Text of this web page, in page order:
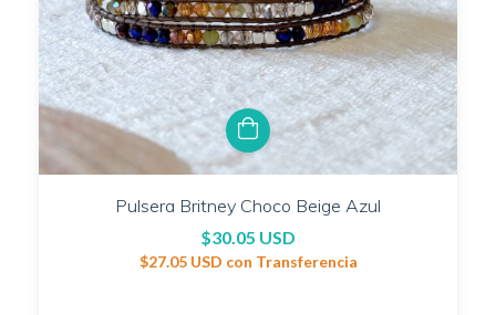
Pulsera Britney Choco Beige Azul
$30.05 USD
$27.05 USD con Transferencia